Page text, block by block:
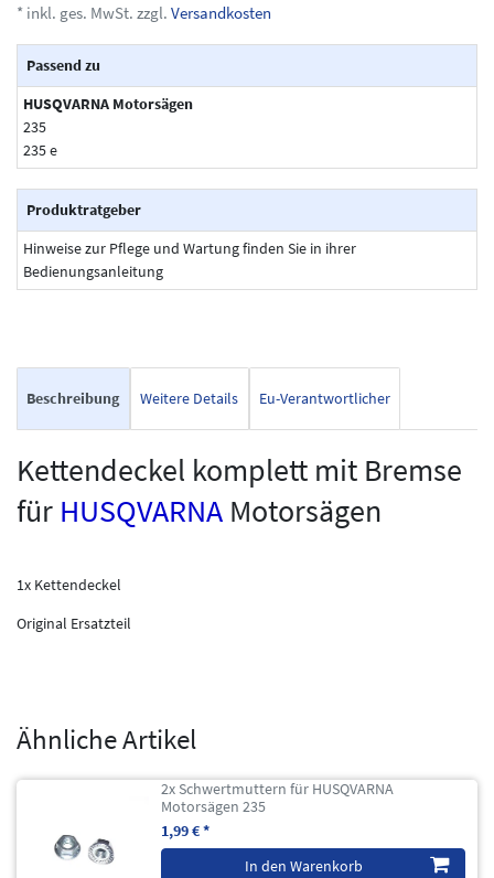
* inkl. ges. MwSt. zzgl. Versandkosten
Passend zu
HUSQVARNA Motorsägen
235
235 e
Produktratgeber
Hinweise zur Pflege und Wartung finden Sie in ihrer
Bedienungsanleitung
Beschreibung Weitere Details Eu-Verantwortlicher
Kettendeckel komplett mit Bremse
für HUSQVARNA Motorsägen
1x Kettendeckel
Original Ersatzteil
Ähnliche Artikel
2x Schwertmuttern für HUSQVARNA
Motorsägen 235
1,99 € *
In den Warenkorb